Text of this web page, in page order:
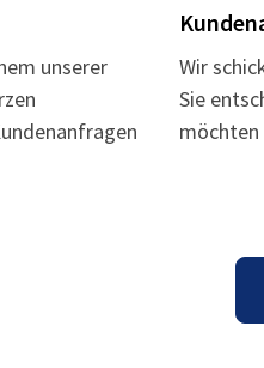
unserer
Wir
Sie